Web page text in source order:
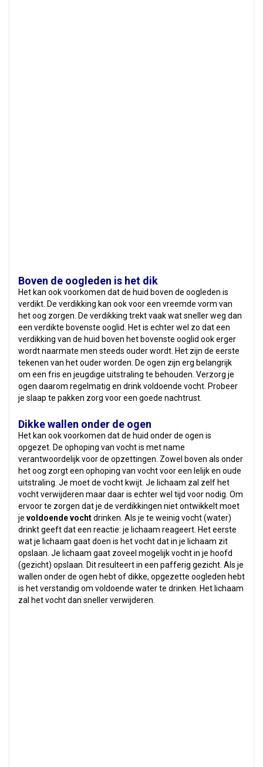
Boven de oogleden is het dik
Het kan ook voorkomen dat de huid boven de oogleden is
verdikt. De verdikking kan ook voor een vreemde vorm van
het oog zorgen. De verdikking trekt vaak wat sneller weg dan
een verdikte bovenste ooglid. Het is echter wel zo dat een
verdikking van de huid boven het bovenste ooglid ook erger
wordt naarmate men steeds ouder wordt. Het zijn de eerste
tekenen van het ouder worden. De ogen zijn erg belangrijk
om een fris en jeugdige uitstraling te behouden. Verzorg je
ogen daarom regelmatig en drink voldoende vocht. Probeer
je slaap te pakken zorg voor een goede nachtrust.
Dikke wallen onder de ogen
Het kan ook voorkomen dat de huid onder de ogen is
opgezet. De ophoping van vocht is met name
verantwoordelijk voor de opzettingen. Zowel boven als onder
het oog zorgt een ophoping van vocht voor een lelijk en oude
uitstraling. Je moet de vocht kwijt. Je lichaam zal zelf het
vocht verwijderen maar daar is echter wel tijd voor nodig. Om
ervoor te zorgen dat je de verdikkingen niet ontwikkelt moet
je voldoende vochtdrinken. Als je te weinig vocht (water)
drinkt geeft dat een reactie: je lichaam reageert. Het eerste
wat je lichaam gaat doen is het vocht dat in je lichaam zit
opslaan. Je lichaam gaat zoveel mogelijk vocht in je hoofd
(gezicht) opslaan. Dit resulteert in een pafferig gezicht. Als je
wallen onder de ogen hebt of dikke, opgezette oogleden hebt
is het verstandig om voldoende water te drinken. Het lichaam
zal het vocht dan sneller verwijderen.